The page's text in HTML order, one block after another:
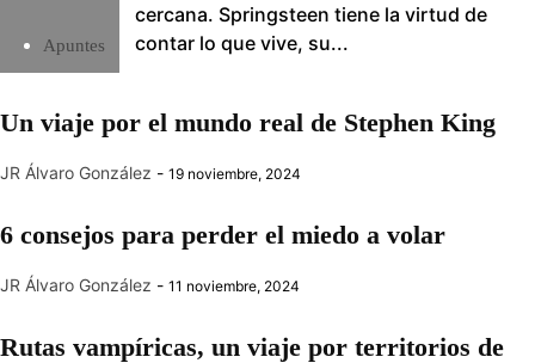
Apuntes
cercana. Springsteen tiene la virtud de
contar lo que vive, su...
Un viaje por el mundo real de Stephen King
JR Álvaro González - 19 noviembre, 2024
6 consejos para perder el miedo a volar
JR Álvaro González - 11 noviembre, 2024
Rutas vampíricas, un viaje por territorios de